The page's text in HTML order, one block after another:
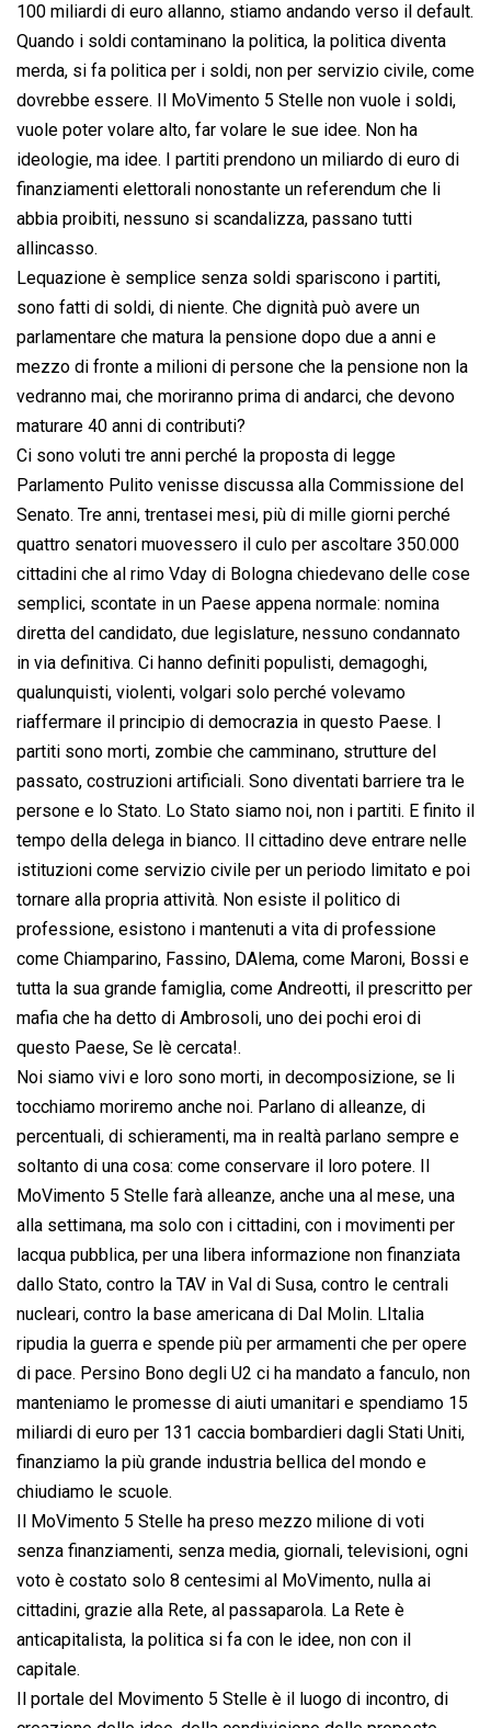
100 miliardi di euro allanno, stiamo andando verso il default.
Quando i soldi contaminano la politica, la politica diventa
merda, si fa politica per i soldi, non per servizio civile, come
dovrebbe essere. Il MoVimento 5 Stelle non vuole i soldi,
vuole poter volare alto, far volare le sue idee. Non ha
ideologie, ma idee. I partiti prendono un miliardo di euro di
finanziamenti elettorali nonostante un referendum che li
abbia proibiti, nessuno si scandalizza, passano tutti
allincasso.
Lequazione è semplice senza soldi spariscono i partiti,
sono fatti di soldi, di niente. Che dignità può avere un
parlamentare che matura la pensione dopo due a anni e
mezzo di fronte a milioni di persone che la pensione non la
vedranno mai, che moriranno prima di andarci, che devono
maturare 40 anni di contributi?
Ci sono voluti tre anni perché la proposta di legge
Parlamento Pulito venisse discussa alla Commissione del
Senato. Tre anni, trentasei mesi, più di mille giorni perché
quattro senatori muovessero il culo per ascoltare 350.000
cittadini che al rimo Vday di Bologna chiedevano delle cose
semplici, scontate in un Paese appena normale: nomina
diretta del candidato, due legislature, nessuno condannato
in via definitiva. Ci hanno definiti populisti, demagoghi,
qualunquisti, violenti, volgari solo perché volevamo
riaffermare il principio di democrazia in questo Paese. I
partiti sono morti, zombie che camminano, strutture del
passato, costruzioni artificiali. Sono diventati barriere tra le
persone e lo Stato. Lo Stato siamo noi, non i partiti. E finito il
tempo della delega in bianco. Il cittadino deve entrare nelle
istituzioni come servizio civile per un periodo limitato e poi
tornare alla propria attività. Non esiste il politico di
professione, esistono i mantenuti a vita di professione
come Chiamparino, Fassino, DAlema, come Maroni, Bossi e
tutta la sua grande famiglia, come Andreotti, il prescritto per
mafia che ha detto di Ambrosoli, uno dei pochi eroi di
questo Paese, Se lè cercata!.
Noi siamo vivi e loro sono morti, in decomposizione, se li
tocchiamo moriremo anche noi. Parlano di alleanze, di
percentuali, di schieramenti, ma in realtà parlano sempre e
soltanto di una cosa: come conservare il loro potere. Il
MoVimento 5 Stelle farà alleanze, anche una al mese, una
alla settimana, ma solo con i cittadini, con i movimenti per
lacqua pubblica, per una libera informazione non finanziata
dallo Stato, contro la TAV in Val di Susa, contro le centrali
nucleari, contro la base americana di Dal Molin. LItalia
ripudia la guerra e spende più per armamenti che per opere
di pace. Persino Bono degli U2 ci ha mandato a fanculo, non
manteniamo le promesse di aiuti umanitari e spendiamo 15
miliardi di euro per 131 caccia bombardieri dagli Stati Uniti,
finanziamo la più grande industria bellica del mondo e
chiudiamo le scuole.
Il MoVimento 5 Stelle ha preso mezzo milione di voti
senza finanziamenti, senza media, giornali, televisioni, ogni
voto è costato solo 8 centesimi al MoVimento, nulla ai
cittadini, grazie alla Rete, al passaparola. La Rete è
anticapitalista, la politica si fa con le idee, non con il
capitale.
Il portale del Movimento 5 Stelle è il luogo di incontro, di